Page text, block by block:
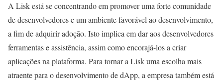
A Lisk está se concentrando em promover uma forte comunidade
de desenvolvedores e um ambiente favorável ao desenvolvimento,
a fim de adquirir adoção. Isto implica em dar aos desenvolvedores
ferramentas e assistência, assim como encorajá-los a criar
aplicações na plataforma. Para tornar a Lisk uma escolha mais
atraente para o desenvolvimento de dApp, a empresa também está